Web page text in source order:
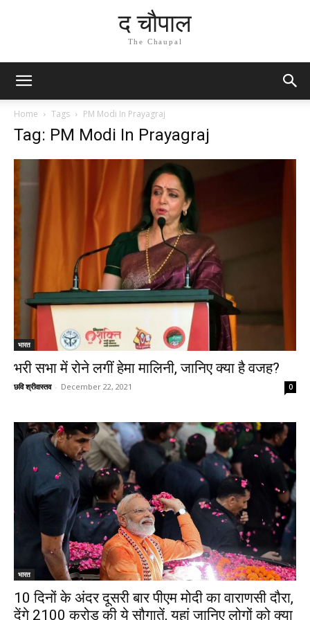
द चौपाल
The Chaupal
Home Tags PM Modi In Prayagraj
Tag: PM Modi In Prayagraj
भारत
भरी सभा में रोने लगीं हेमा मालिनी, जानिए क्या है वजह?
छवि श्रीवास्तव - December 22, 2021 0
भारत
10 दिनों के अंदर दूसरी बार पीएम मोदी का वाराणसी दौरा,
देंगे 2100 करोड़ की ये सौगातें, यहां जानिए लोगों को क्या